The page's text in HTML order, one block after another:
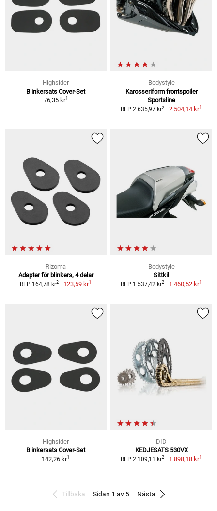
Highsider
Blinkersats Cover-Set
76,35 kr1
Bodystyle
Karosseriform frontspoiler
Sportsline
RFP 2 635,97 kr2 2 504,14 kr1
Rizoma
Adapter för blinkers, 4 delar
RFP 164,78 kr2 123,59 kr1
Bodystyle
Sittkil
RFP 1 537,42 kr2 1 460,52 kr1
Highsider
Blinkersats Cover-Set
142,26 kr1
DID
KEDJESATS 530VX
RFP 2 109,11 kr2 1 898,18 kr1
Tillbaka Sidan 1 av 5 Nästa